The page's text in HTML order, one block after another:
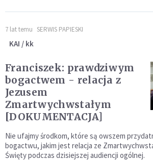
7 lat temu SERWIS PAPIESKI
KAI / kk
Franciszek: prawdziwym
bogactwem - relacja z
Jezusem
Zmartwychwstałym
[DOKUMENTACJA]
Nie ufajmy środkom, które są owszem
bogactwu, jakim jest relacja ze
Święty podczas dzisiejszej audiencji ogólnej.